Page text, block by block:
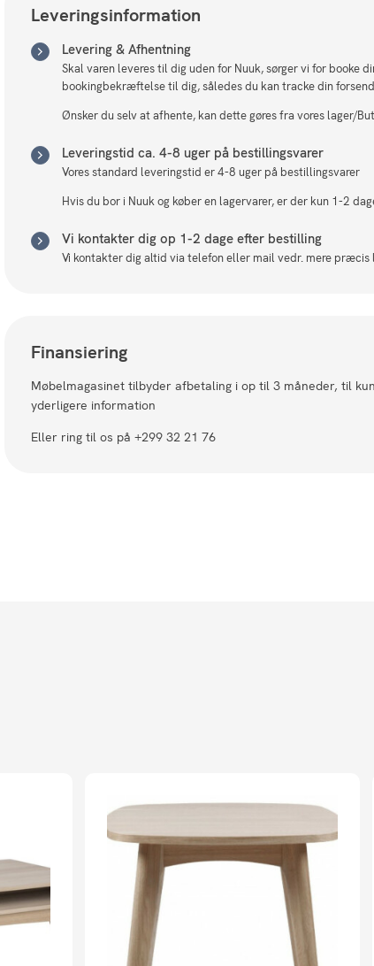
Leveringsinformation
Levering & Afhentning
Skal varen leveres til dig uden for Nuuk, sørger vi for booke
bookingbekræftelse til dig, således du kan tracke din
Ønsker du selv at afhente, kan dette gøres fra vores lager/
Leveringstid ca. 4-8 uger på bestillingsvarer
Vores standard leveringstid er 4-8 uger på bestillingsvarer
Hvis du bor i Nuuk og køber en lagervarer, er der kun 1-2
Vi kontakter dig op 1-2 dage efter bestilling
Vi kontakter dig altid via telefon eller mail vedr. mere
Finansiering
Møbelmagasinet tilbyder afbetaling i op til 3 måneder, til
yderligere information
Eller ring til os på +299 32 21 76